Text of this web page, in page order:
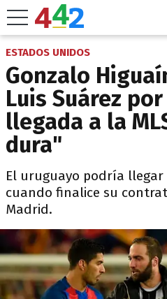
ESTADOS UNIDOS
Gonzalo
Luis Suárez
llegada a la
dura"
El uruguayo podría llegar
cuando finalice su
Madrid.